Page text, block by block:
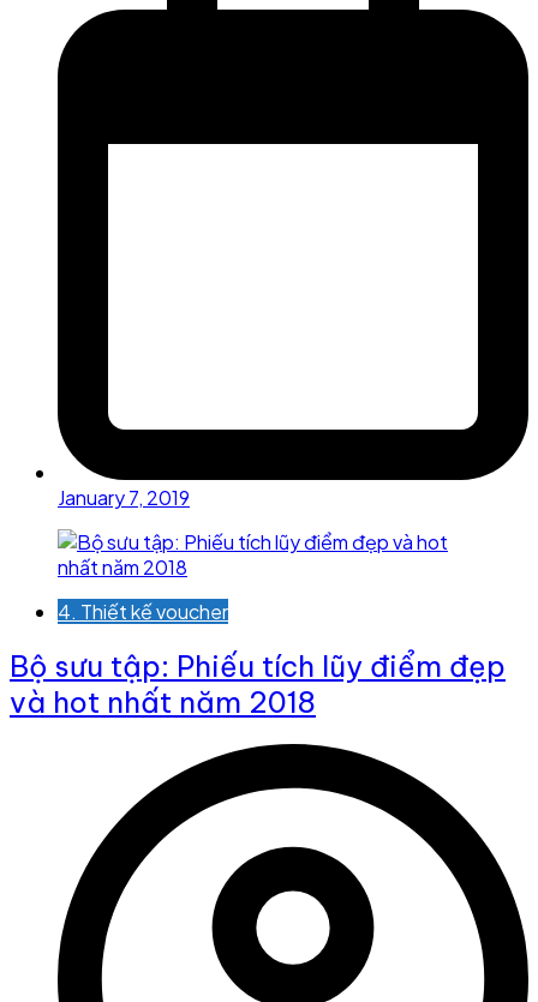
January 7, 2019
4. Thiết kế voucher
Bộ sưu tập: Phiếu tích lũy điểm đẹp
và hot nhất năm 2018